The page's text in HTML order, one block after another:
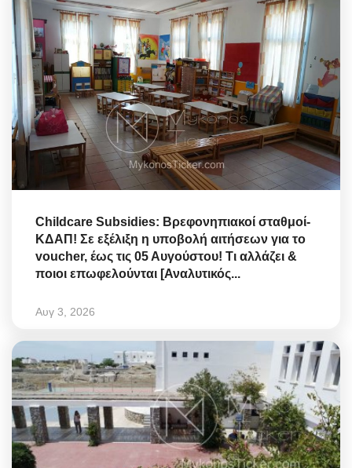
Childcare Subsidies: Βρεφονηπιακοί σταθμοί-
ΚΔΑΠ! Σε εξέλιξη η υποβολή αιτήσεων για το
voucher, έως τις 05 Αυγούστου! Τι αλλάζει &
ποιοι επωφελούνται [Αναλυτικός...
Αυγ 3, 2026